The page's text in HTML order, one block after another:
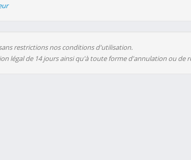
restrictions nos conditions d'utilisation.
légal de 14 jours ainsi qu'à toute forme d'annulation ou de